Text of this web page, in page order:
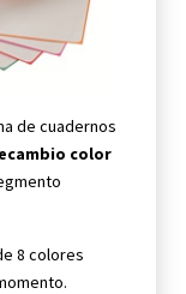
de cuadernos
color
8 colores